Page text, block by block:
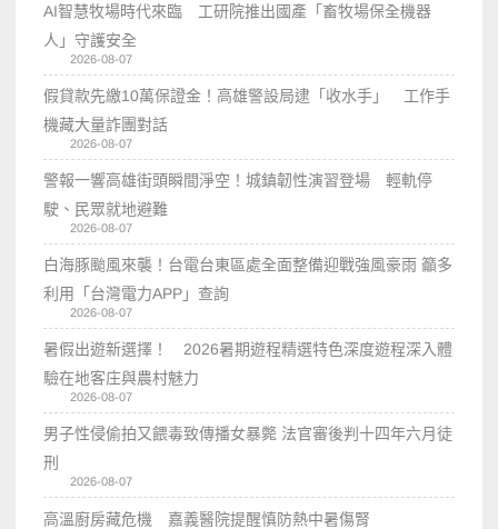
AI智慧牧場時代來臨 工研院推出國產「畜牧場保全機器
人」守護安全
2026-08-07
假貸款先繳10萬保證金！高雄警設局逮「收水手」 工作手
機藏大量詐團對話
2026-08-07
警報一響高雄街頭瞬間淨空！城鎮韌性演習登場 輕軌停
駛、民眾就地避難
2026-08-07
白海豚颱風來襲！台電台東區處全面整備迎戰強風豪雨 籲多
利用「台灣電力APP」查詢
2026-08-07
暑假出遊新選擇！ 2026暑期遊程精選特色深度遊程深入體
驗在地客庄與農村魅力
2026-08-07
男子性侵偷拍又餵毒致傳播女暴斃 法官審後判十四年六月徒
刑
2026-08-07
高溫廚房藏危機 嘉義醫院提醒慎防熱中暑傷腎